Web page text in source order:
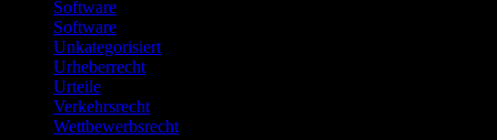
Software
Software
Unkategorisiert
Urheberrecht
Urteile
Verkehrsrecht
Wettbewerbsrecht